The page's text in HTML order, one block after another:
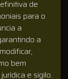
de
para o
a
a
bem
e sigilo.